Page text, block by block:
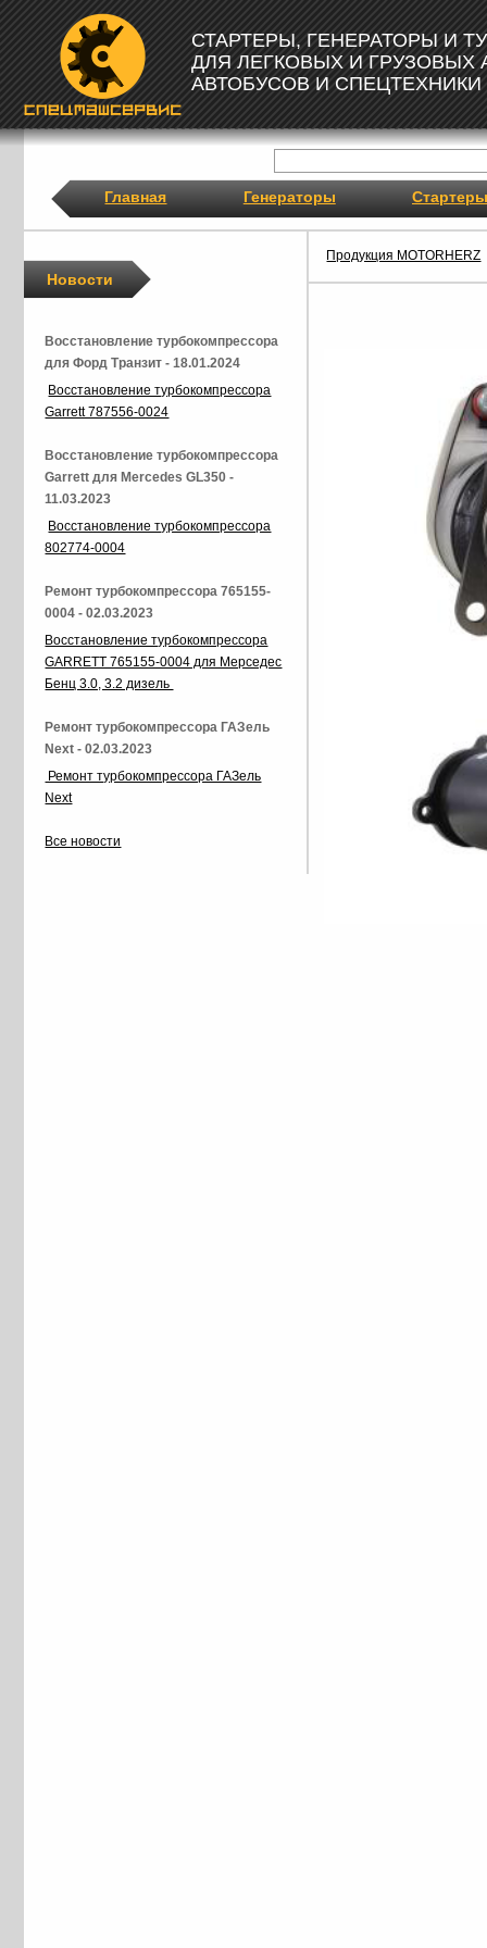
СТАРТЕРЫ, ГЕНЕРАТОРЫ И
ДЛЯ ЛЕГКОВЫХ И ГРУЗОВЫХ
АВТОБУСОВ И СПЕЦТЕХНИКИ
Главная Генераторы Стартеры
Продукция MOTORHERZ
Новости
Восстановление турбокомпрессора
для Форд Транзит - 18.01.2024
Восстановление турбокомпрессора
Garrett 787556-0024
Восстановление турбокомпрессора
Garrett для Mercedes GL350 -
11.03.2023
Восстановление турбокомпрессора
802774-0004
Ремонт турбокомпрессора 765155-
0004 - 02.03.2023
Восстановление турбокомпрессора
GARRETT 765155-0004 для Мерседес
Бенц 3.0, 3.2 дизель
Ремонт турбокомпрессора ГАЗель
Next - 02.03.2023
Ремонт турбокомпрессора ГАЗель
Next
Все новости